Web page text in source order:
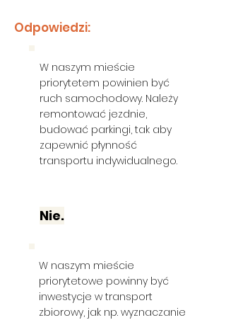
Odpowiedzi:
W naszym mieście
priorytetem powinien być
ruch samochodowy. Należy
remontować jezdnie,
budować parkingi, tak aby
zapewnić płynność
transportu indywidualnego.
Nie.
W naszym mieście
priorytetowe powinny być
inwestycje w transport
zbiorowy, jak np. wyznaczanie